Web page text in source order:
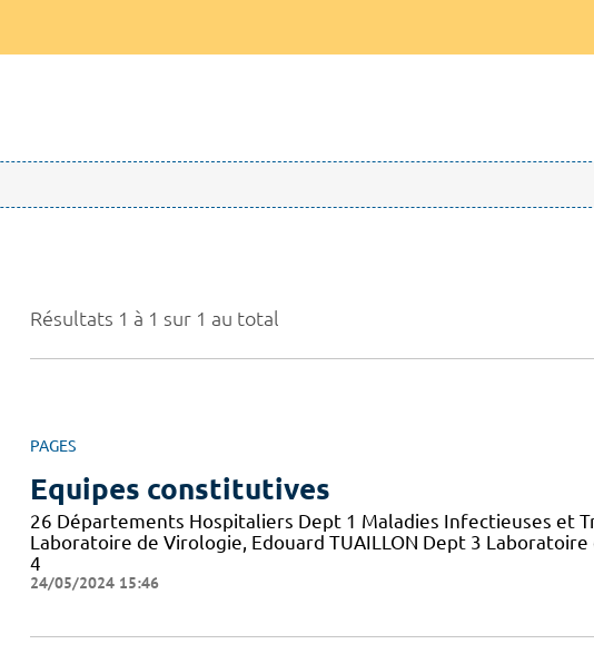
Résultats 1 à 1 sur 1 au total
PAGES
Equipes constitutives
26 Départements Hospitaliers Dept 1 Maladies Infectieuses et
Laboratoire de Virologie, Edouard TUAILLON Dept 3
4
24/05/2024 15:46